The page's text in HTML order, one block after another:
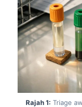
Rajah 1: Triage